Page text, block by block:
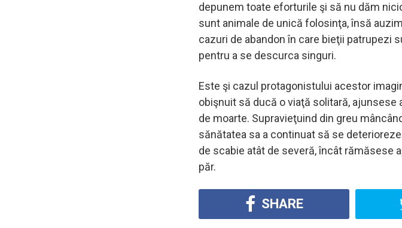
depunem toate eforturile şi să nu dăm
sunt animale de unică folosinţa, însă
cazuri de abandon în care bieţii patrupezi
pentru a se descurca singuri.
Este şi cazul protagonistului acestor
obişnuit să ducă o viaţă solitară, ajunsese
de moarte. Supravieţuind din greu
sănătatea sa a continuat să se
de scabie atât de severă, încât rămăsese
păr.
SHARE